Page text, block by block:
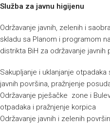
Služba za javnu higijenu
Održavanje javnih, zelenih i
skladu sa Planom i programom
distrikta BiH za održavanje javnih
Sakupljanje i uklanjanje
javnih površina, pražnjenje
Održavanje pješačke zone i
otpadaka i pražnjenje korpica
Održavanje javnih i zelenih